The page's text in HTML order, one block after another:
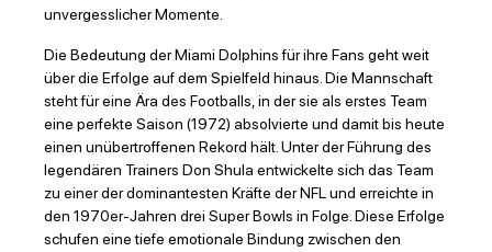
unvergesslicher Momente.
Die Bedeutung der Miami Dolphins für ihre Fans geht weit
über die Erfolge auf dem Spielfeld hinaus. Die Mannschaft
steht für eine Ära des Footballs, in der sie als erstes Team
eine perfekte Saison (1972) absolvierte und damit bis heute
einen unübertroffenen Rekord hält. Unter der Führung des
legendären Trainers Don Shula entwickelte sich das Team
zu einer der dominantesten Kräfte der NFL und erreichte in
den 1970er-Jahren drei Super Bowls in Folge. Diese Erfolge
schufen eine tiefe emotionale Bindung zwischen den